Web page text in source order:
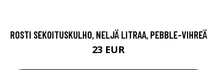
ROSTI SEKOITUSKULHO, NELJÄ LITRAA, PEBBLE-VIHREÄ
23 EUR